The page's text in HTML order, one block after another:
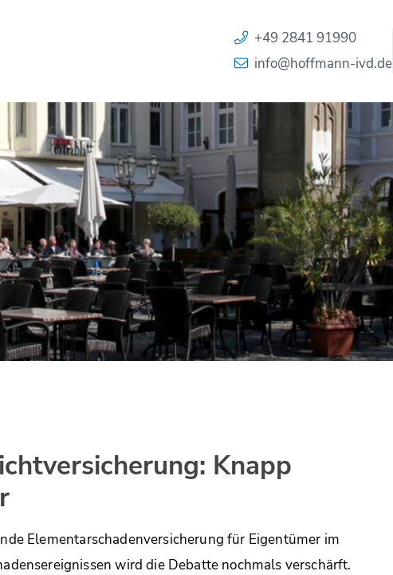
+49 2841 91990
info@hoffmann-ivd.de
Knapp
Elementarschadenversicherung für Eigentümer im
wird die Debatte nochmals verschärft.